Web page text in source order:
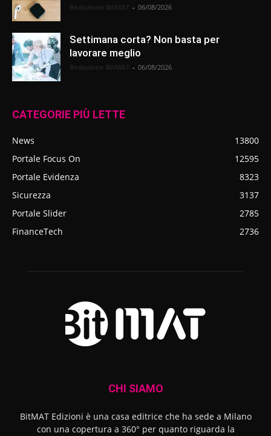
- 06/08/2026
Settimana corta? Non basta per
lavorare meglio
- 06/08/2026
CATEGORIE PIÙ LETTE
News
13800
Portale Focus On
12595
Portale Evidenza
8323
Sicurezza
3137
Portale Slider
2785
FinanceTech
2736
CHI SIAMO
BitMAT Edizioni è una casa editrice che ha sede a Milano
con una copertura a 360° per quanto riguarda la